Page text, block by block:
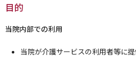
目的
当院内部での利用
当院が介護サービスの利用者等に